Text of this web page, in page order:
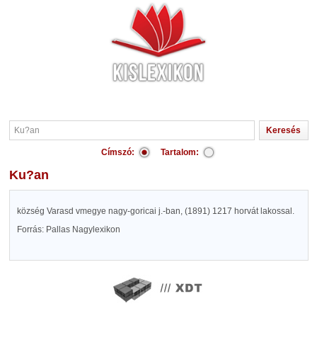
Címszó: Tartalom:
Ku?an
község Varasd vmegye nagy-goricai j.-ban, (1891) 1217 horvát lakossal.
Forrás: Pallas Nagylexikon